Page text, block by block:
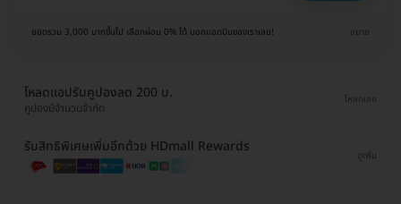
ยอดรวม 3,000 บาทขึ้นไป เลือกผ่อน 0% ได้ บอกแอดมินของเราเลย! ขยาย
โหลดแอปรับคูปองลด 200 บ.
คูปองมีจำนวนจำกัด
โหลดเลย
รับสิทธิพิเศษเพิ่มอีกด้วย HDmall Rewards
ดูเพิ่ม